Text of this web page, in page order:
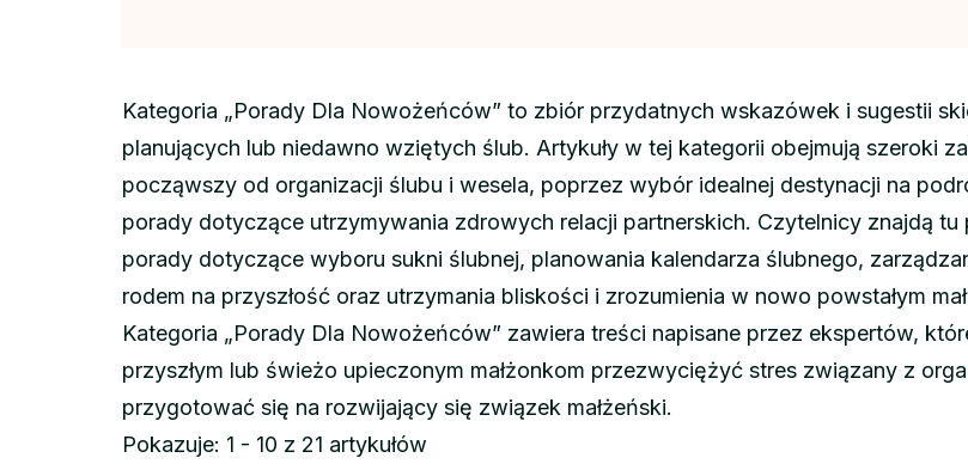
Kategoria „Porady Dla Nowożeńców” to zbiór przydatnych wskazówek i sugestii
planujących lub niedawno wziętych ślub. Artykuły w tej kategorii obejmują szeroki
począwszy od organizacji ślubu i wesela, poprzez wybór idealnej destynacji na
porady dotyczące utrzymywania zdrowych relacji partnerskich. Czytelnicy znajdą tu
porady dotyczące wyboru sukni ślubnej, planowania kalendarza ślubnego,
rodem na przyszłość oraz utrzymania bliskości i zrozumienia w nowo powstałym
Kategoria „Porady Dla Nowożeńców” zawiera treści napisane przez ekspertów,
przyszłym lub świeżo upieczonym małżonkom przezwyciężyć stres związany z
przygotować się na rozwijający się związek małżeński.
Pokazuje: 1 - 10 z 21 artykułów